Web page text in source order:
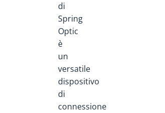
di
Spring
Optic
è
un
versatile
dispositivo
di
connessione